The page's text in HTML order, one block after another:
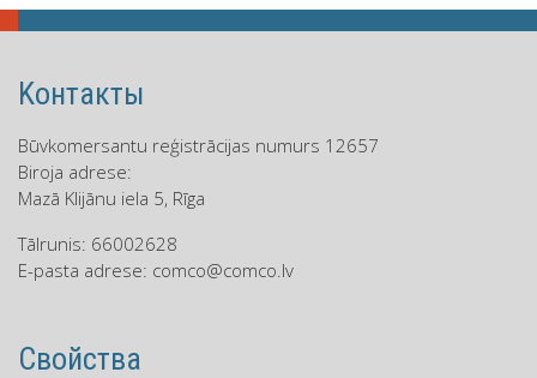
Kонтакты
Būvkomersantu reģistrācijas numurs 12657
Biroja adrese:
Mazā Klijānu iela 5, Rīga
Tālrunis: 66002628
E-pasta adrese: comco@comco.lv
Cвойства